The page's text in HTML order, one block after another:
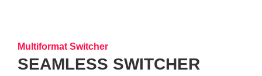
Multiformat Switcher
SEAMLESS SWITCHER